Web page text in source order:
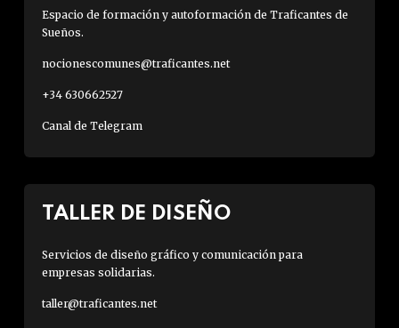
Espacio de formación y autoformación de Traficantes de
Sueños.
nocionescomunes@traficantes.net
+34 630662527
Canal de Telegram
TALLER DE DISEÑO
Servicios de diseño gráfico y comunicación para
empresas solidarias.
taller@traficantes.net